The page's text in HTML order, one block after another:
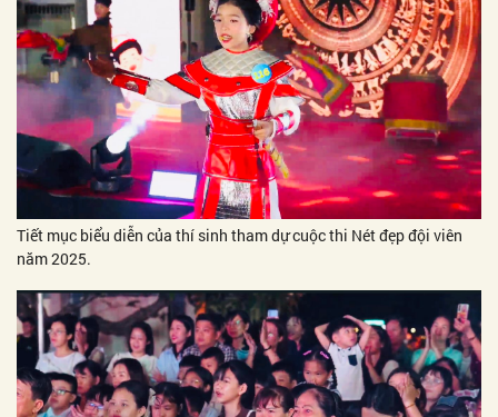
Tiết mục biểu diễn của thí sinh tham dự cuộc thi Nét đẹp đội viên
năm 2025.